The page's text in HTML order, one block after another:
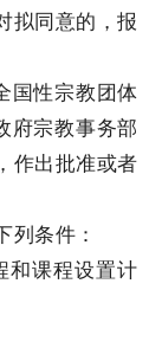
拟同意的，报
性宗教团体
府宗教事务部
作出批准或者
条件：
课程设置计